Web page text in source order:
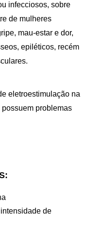
infecciosos, sobre
de mulheres
mau-estar e dor,
epiléticos, recém
eletroestimulação na
problemas
de